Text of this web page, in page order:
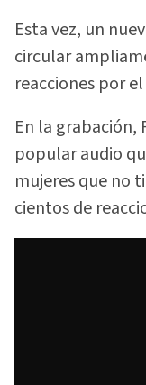
Esta vez, un
circular
reacciones por
En la grabación,
popular audio
mujeres que no
cientos de